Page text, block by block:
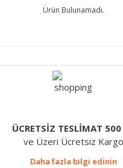
Ürün Bulunamadı.
ÜCRETSİZ TESLİMAT
ve Üzeri Ücretsiz Kargo
Daha fazla bilgi edinin